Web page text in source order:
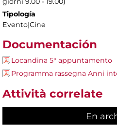
Tipología
Evento|Cine
Documentación
Locandina 5° appuntamento
Programma rassegna Anni
Attività correlate
En